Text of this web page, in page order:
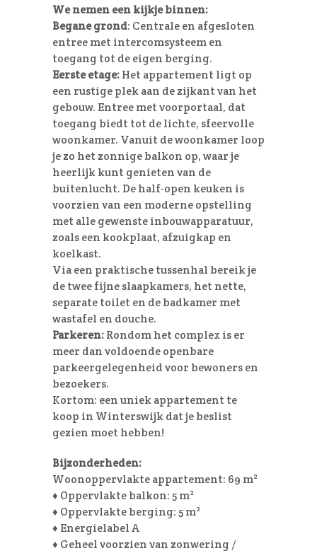
We nemen een kijkje binnen:
Begane grond: Centrale en afgesloten
entree met intercomsysteem en
toegang tot de eigen berging.
Eerste etage: Het appartement ligt op
een rustige plek aan de zijkant van het
gebouw. Entree met voorportaal, dat
toegang biedt tot de lichte, sfeervolle
woonkamer. Vanuit de woonkamer loop
je zo het zonnige balkon op, waar je
heerlijk kunt genieten van de
buitenlucht. De half-open keuken is
voorzien van een moderne opstelling
met alle gewenste inbouwapparatuur,
zoals een kookplaat, afzuigkap en
koelkast.
Via een praktische tussenhal bereik je
de twee fijne slaapkamers, het nette,
separate toilet en de badkamer met
wastafel en douche.
Parkeren: Rondom het complex is er
meer dan voldoende openbare
parkeergelegenheid voor bewoners en
bezoekers.
Kortom: een uniek appartement te
koop in Winterswijk dat je beslist
gezien moet hebben!
Bijzonderheden:
Woonoppervlakte appartement: 69 m²
♦ Oppervlakte balkon: 5 m²
♦ Oppervlakte berging: 5 m²
♦ Energielabel A
♦ Geheel voorzien van zonwering /